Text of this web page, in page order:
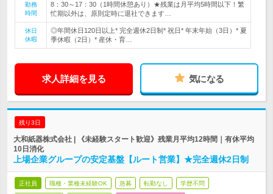
勤務
時間
8：30～17：30（1時間休憩あり）★残業は月平均5時間以下！繁
忙期以外は、原則定時に退社できます…
休日
休暇
◎年間休日120日以上* 完全週休2日制* 祝日* 年末年始（3日）* 夏
季休暇（2日）* 産休・育…
求人詳細を見る 気になる
残り3日
大和紙器株式会社 | 《未経験スタート歓迎》残業月平均12時間｜有休平均
10日消化
上場企業グループの安定基盤【ルート営業】★完全週休2日制
正社員 職種・業種未経験OK 急募 転勤なし 学歴不問